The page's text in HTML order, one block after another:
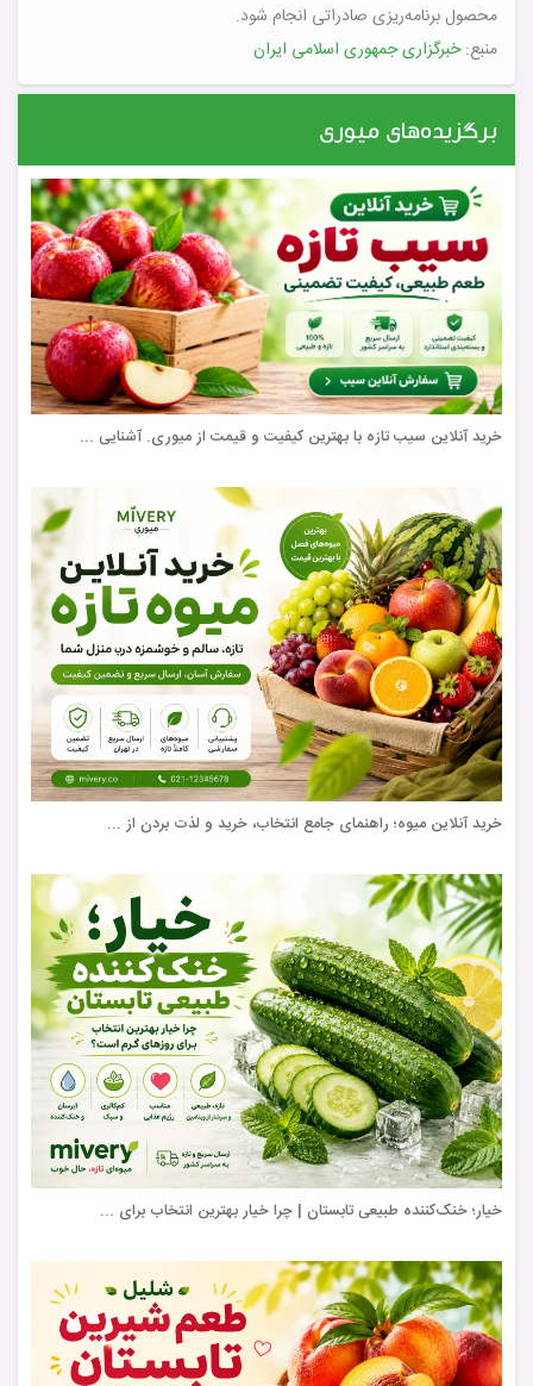
محصول برنامه‌ریزی صادراتی انجام شود.
منبع:خبرگزاری جمهوری اسلامی ایران
برگزیده‌های میوری
خرید آنلاین سیب تازه با بهترین کیفیت و قیمت از میوری. آشنایی ...
خرید آنلاین میوه؛ راهنمای جامع انتخاب، خرید و لذت بردن از ...
خیار؛ خنک‌کننده طبیعی تابستان | چرا خیار بهترین انتخاب برای ...